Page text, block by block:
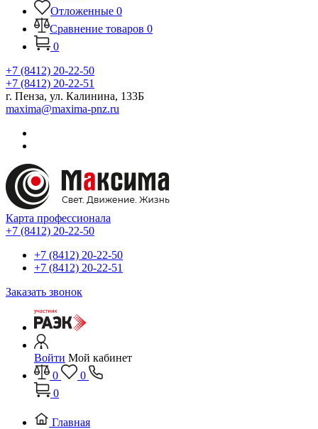
Отложенные 0
Сравнение товаров 0
0
+7 (8412) 20-22-50
+7 (8412) 20-22-51
г. Пенза, ул. Калинина, 133Б
maxima@maxima-pnz.ru
Карта профессионала
+7 (8412) 20-22-50
+7 (8412) 20-22-50
+7 (8412) 20-22-51
Заказать звонок
Войти Мой кабинет
0
0
0
Главная